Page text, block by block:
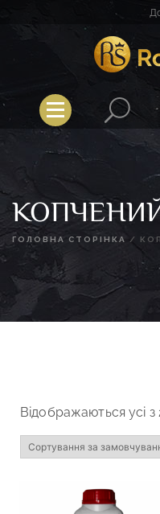
Royal
ГОЛОВНА СТОРІНКА /
Відображаються усі з